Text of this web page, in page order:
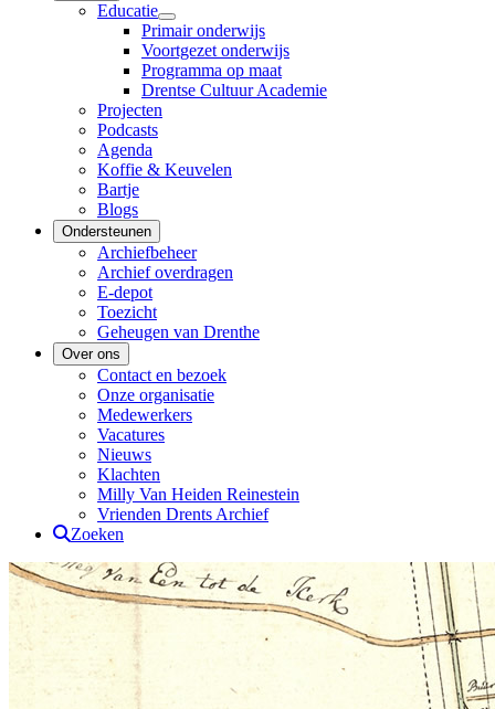
Educatie
Primair onderwijs
Voortgezet onderwijs
Programma op maat
Drentse Cultuur Academie
Projecten
Podcasts
Agenda
Koffie & Keuvelen
Bartje
Blogs
Ondersteunen
Archiefbeheer
Archief overdragen
E-depot
Toezicht
Geheugen van Drenthe
Over ons
Contact en bezoek
Onze organisatie
Medewerkers
Vacatures
Nieuws
Klachten
Milly Van Heiden Reinestein
Vrienden Drents Archief
Zoeken
Drents Archief